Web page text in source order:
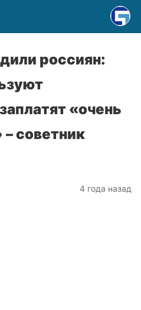
россиян:
«очень
советник
4 года назад